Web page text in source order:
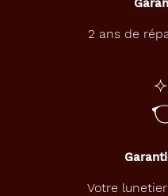
2 ans de
Votre